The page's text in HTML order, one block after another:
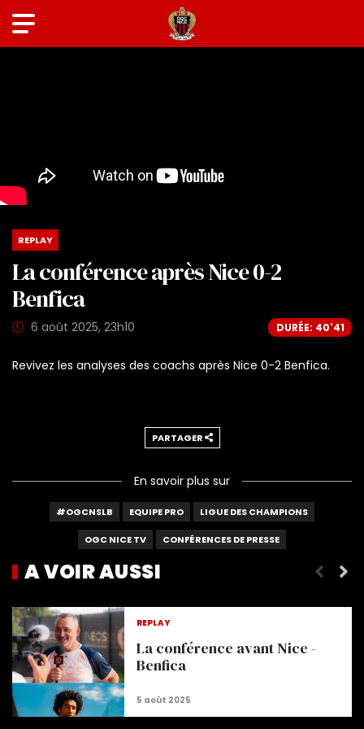
REPLAY
La conférence après Nice 0-2
Benfica
6 août 2025, 23h10 DURÉE: 40'41
Revivez les analyses des coachs après Nice 0-2 Benfica.
PARTAGER
En savoir plus sur
#OGCNSLB EQUIPE PRO LIGUE DES CHAMPIONS
OGC NICE TV CONFÉRENCES DE PRESSE
A VOIR AUSSI
REPLAY
La conférence avant Nice -
Benfica
Les réponses de Moïse Bombito à vos questions